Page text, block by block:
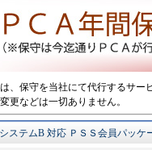
、保守を当社にて代行するサー
更などは一切ありません。
テムB 対応 ＰＳＳ会員パッケ